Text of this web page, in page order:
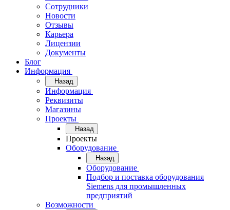
Сотрудники
Новости
Отзывы
Карьера
Лицензии
Документы
Блог
Информация
Назад
Информация
Реквизиты
Магазины
Проекты
Назад
Проекты
Оборудование
Назад
Оборудование
Подбор и поставка оборудования
Siemens для промышленных
предприятий
Возможности